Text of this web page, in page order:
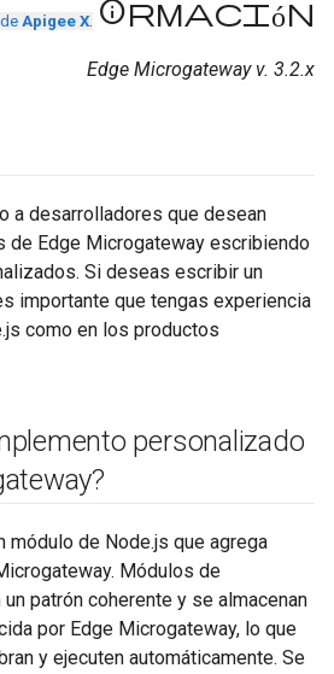
Apigee X. información
Edge Microgateway v. 3.2.x
a desarrolladores que desean
de Edge Microgateway escribiendo
Si deseas escribir un
importante que tengas experiencia
como en los productos
personalizado
módulo de Node.js que agrega
Módulos de
patrón coherente y se almacenan
por Edge Microgateway, lo que
y ejecuten automáticamente. Se